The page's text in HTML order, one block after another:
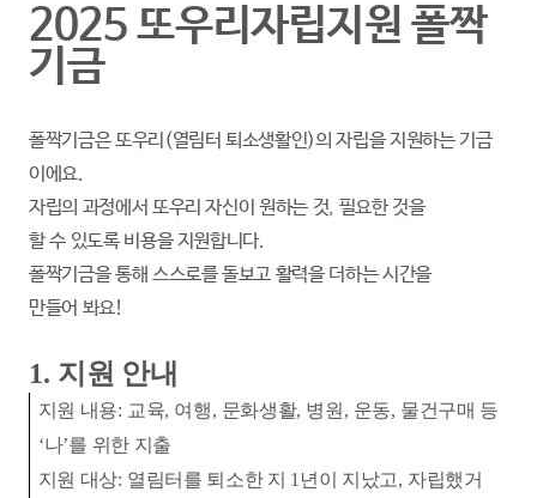
2025 또우리자립지원 폴짝
기금
폴짝기금은 또우리(열림터 퇴소생활인)의 자립을 지원하는 기금
이에요.
자립의 과정에서 또우리 자신이 원하는 것, 필요한 것을
할 수 있도록 비용을 지원합니다.
폴짝기금을 통해 스스로를 돌보고 활력을 더하는 시간을
만들어 봐요!
1. 지원 안내
지원 내용: 교육, 여행, 문화생활, 병원 , 운동, 물건구매 등
‘나’를 위한 지출
지원 대상: 열림터를 퇴소한 지 1 년이 지났고, 자립했거